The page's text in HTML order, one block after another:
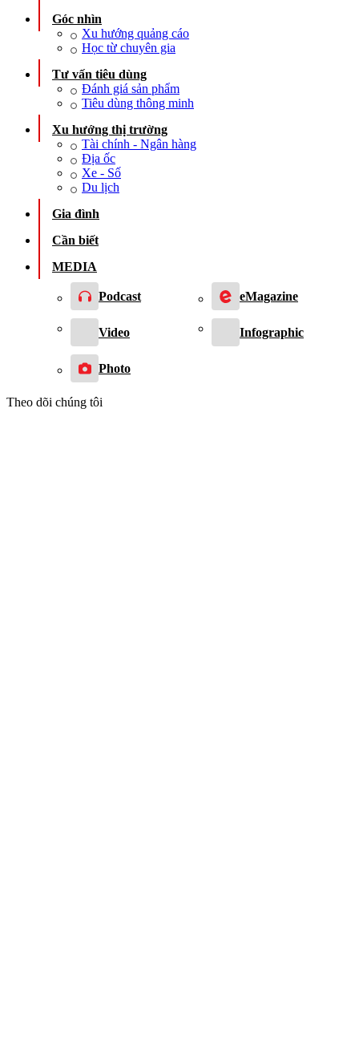
Góc nhìn
Xu hướng quảng cáo
Học từ chuyên gia
Tư vấn tiêu dùng
Đánh giá sản phẩm
Tiêu dùng thông minh
Xu hướng thị trường
Tài chính - Ngân hàng
Địa ốc
Xe - Số
Du lịch
Gia đình
Cần biết
MEDIA
Podcast eMagazine
Video Infographic
Photo
Theo dõi chúng tôi